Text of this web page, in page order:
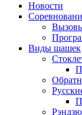
Новости
Виды шашек
Рэндзю